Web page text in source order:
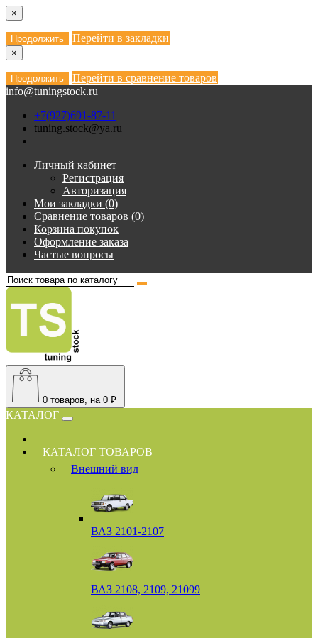
×
Продолжить Перейти в закладки
×
Продолжить
Перейти в сравнение товаров
info@tuningstock.ru
+7(927)691-87-11
tuning.stock@ya.ru
Личный кабинет
Регистрация
Авторизация
Мои закладки (0)
Сравнение товаров (0)
Корзина покупок
Оформление заказа
Частые вопросы
0 товаров, на 0 ₽
КАТАЛОГ
КАТАЛОГ ТОВАРОВ
Внешний вид
ВАЗ 2101-2107
ВАЗ 2108, 2109, 21099